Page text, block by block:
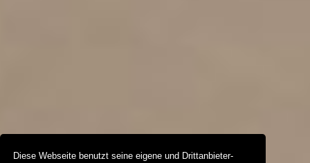
Diese Webseite benutzt seine eigene und Drittanbieter-